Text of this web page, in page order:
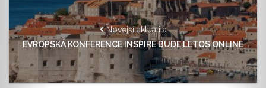
Novější aktualita
EVROPSKÁ KONFERENCE INSPIRE BUDE LETOS ONLINE